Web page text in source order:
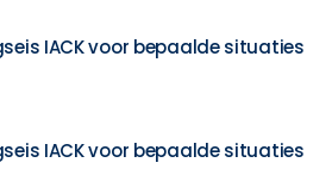
IACK voor bepaalde situaties
IACK voor bepaalde situaties